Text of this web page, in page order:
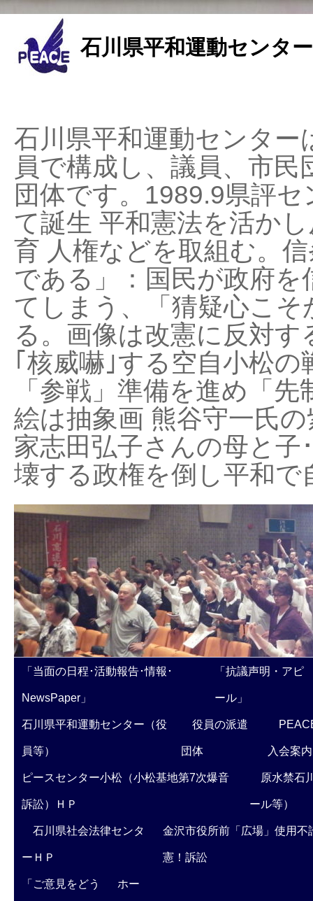
石川県平和運動センタ
石川県平和運動センタ
員で構成し、議員、市
団体です。1989.9県評
て誕生 平和憲法を活か
育 人権などを取組む。
である」：国民が政府
てしまう、「猜疑心こ
る。画像は改憲に反対
｢核威嚇｣する空自小松
「参戦」準備を進め「
絵は抽象画 熊谷守一氏
家志田弘子さんの母と子
壊する政権を倒し平和
「当面の日程･活動報告･情報･
NewsPaper」
「抗議声明・アピ
ール」
石川県平和運動センター（役
員等）
役員の派遣
団体 入会案内
ピースセンター小松（小松基地第7次爆音
訴訟）ＨＰ
原水禁石
ール等）
石川県社会法律センタ
ーＨＰ
金沢市役所前「広場」使用不
憲！訴訟
「ご意見をどう ホー